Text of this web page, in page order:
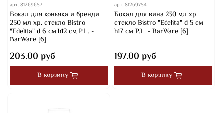
арт.81269657
Бокал для коньяка и бренди
250 мл хр. стекло Bistro
"Edelita" d 6 см h12 см P.L. -
BarWare [6]
203.00 руб
В корзину
арт.81269754
Бокал для вина 230 мл хр.
стекло Bistro "Edelita" d 5 см
h17 см P.L. - BarWare [6]
197.00 руб
В корзину